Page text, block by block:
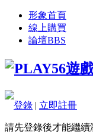
形象首頁
線上購買
論壇BBS
登錄 | 立即註冊
請先登錄後才能繼續